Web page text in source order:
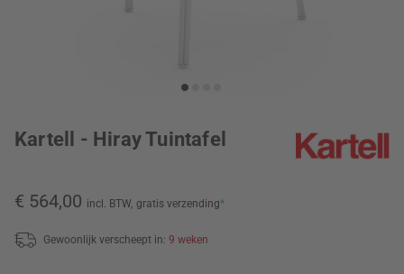
Kartell - Hiray Tuintafel
€ 564,00 incl. BTW, gratis verzending*
Gewoonlijk verscheept in: 9 weken